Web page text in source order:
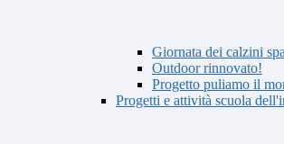
Giornata dei calzini
Outdoor rinnovato!
Progetto puliamo il
Progetti e attività scuola